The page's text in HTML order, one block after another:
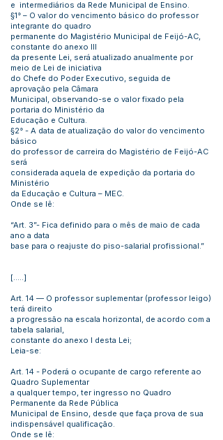
e intermediários da Rede Municipal de Ensino.
§1° – O valor do vencimento básico do professor
integrante do quadro
permanente do Magistério Municipal de Feijó-AC,
constante do anexo III
da presente Lei, será atualizado anualmente por
meio de Lei de iniciativa
do Chefe do Poder Executivo, seguida de
aprovação pela Câmara
Municipal, observando-se o valor fixado pela
portaria do Ministério da
Educação e Cultura.
§2° - A data de atualização do valor do vencimento
básico
do professor de carreira do Magistério de Feijó-AC
será
considerada aquela de expedição da portaria do
Ministério
da Educação e Cultura – MEC.
Onde se lê:
“Art. 3”- Fica definido para o mês de maio de cada
ano a data
base para o reajuste do piso-salarial profissional.”
[.....]
Art. 14 — O professor suplementar (professor leigo)
terá direito
a progressão na escala horizontal, de acordo com a
tabela salarial,
constante do anexo I desta Lei;
Leia-se:
Art. 14 - Poderá o ocupante de cargo referente ao
Quadro Suplementar
a qualquer tempo, ter ingresso no Quadro
Permanente da Rede Pública
Municipal de Ensino, desde que faça prova de sua
indispensável qualificação.
Onde se lê: